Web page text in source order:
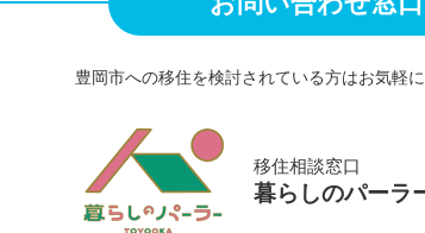
豊岡市への移住を検討されている方はお気軽
移住相談窓口
暮らしのパーラ